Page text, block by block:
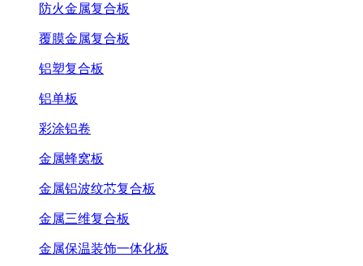
防火金属复合板
覆膜金属复合板
铝塑复合板
铝单板
彩涂铝卷
金属蜂窝板
金属铝波纹芯复合板
金属三维复合板
金属保温装饰一体化板